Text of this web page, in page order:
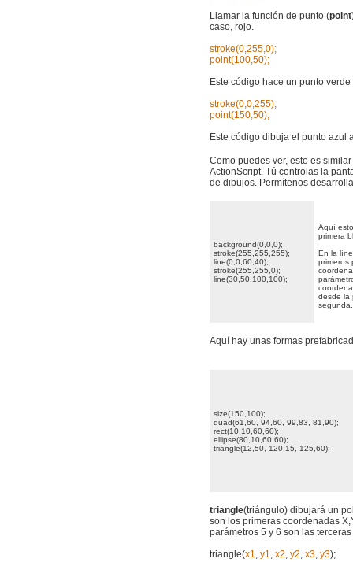
Llamar la función de punto (point
caso, rojo.
stroke(0,255,0);
point(100,50);
Este código hace un punto
stroke(0,0,255);
point(150,50);
Este código dibuja el punto azul
Como puedes ver, esto es
ActionScript. Tú controlas la
de dibujos. Permítenos
background(0,0,0);
stroke(255,255,255);
line(0,0,60,40);
stroke(255,255,0);
line(30,50,100,100);
Aquí
primera
En la
primeros
desde la
segunda.
Aquí hay unas formas
size(150,100);
quad(61,60, 94,60, 99,83, 81,90);
rect(10,10,60,60);
ellipse(80,10,60,60);
triangle(12,50, 120,15, 125,60);
triangle(triángulo) dibujará un
son los primeras coordenadas
parámetros 5 y 6 son las
triangle(x1, y1, x2, y2, x3, y3);